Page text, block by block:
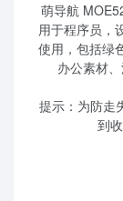
萌导航
用于程序员，
使用，包括绿
办公素材
提示：为防走
到